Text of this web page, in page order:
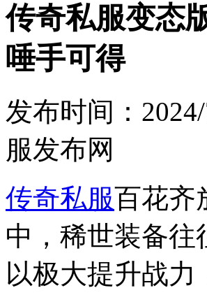
传奇私服变态
唾手可得
发布时间：
服发布网
传奇私服百花齐
中，稀世装备往
以极大提升战